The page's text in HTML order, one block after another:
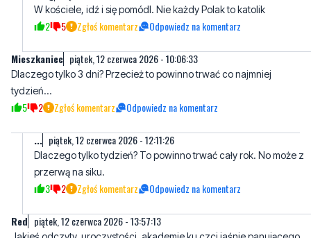
Mieszkaniec piątek, 12 czerwca 2026 - 10:06:33
Dlaczego tylko 3 dni? Przecież to powinno trwać co najmniej
5 2 Zgłoś komentarz Odpowiedz na komentarz
...
Dlaczego tylko tydzień? To powinno trwać cały rok. No może z
3 2 Zgłoś komentarz Odpowiedz na komentarz
piątek, 12 czerwca 2026 - 13:57:13
Jakieś odczyty, uroczystości, akademie ku czci jaśnie panującego
2 0 Zgłoś komentarz Odpowiedz na komentarz